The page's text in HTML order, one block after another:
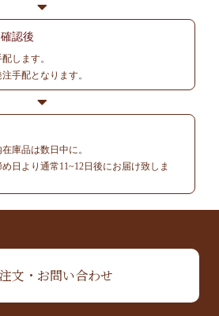
認後
します。
手配となります。
庫品は数日中に。
日より通常11~12日後にお届け致しま
文・お問い合わせ